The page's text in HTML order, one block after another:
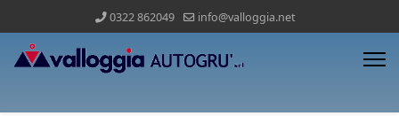
0322 862049 info@valloggia.net